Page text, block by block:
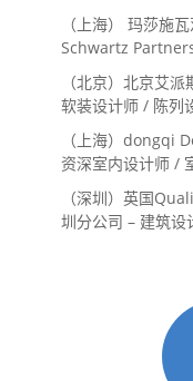
向
（上海） 玛莎施
Schwartz
Landscape
Landscape
（北京）北京艾
软装设计师 / 陈列
（上海）dongqi
资深室内设计师 /
系主管 / 设计实习
（深圳）英国
圳分公司 – 建筑设